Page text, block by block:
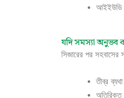
আইইউডি
যদি সমস্যা অনুভব
সিজারের পর সহবাসের
তীব্র ব্যথা